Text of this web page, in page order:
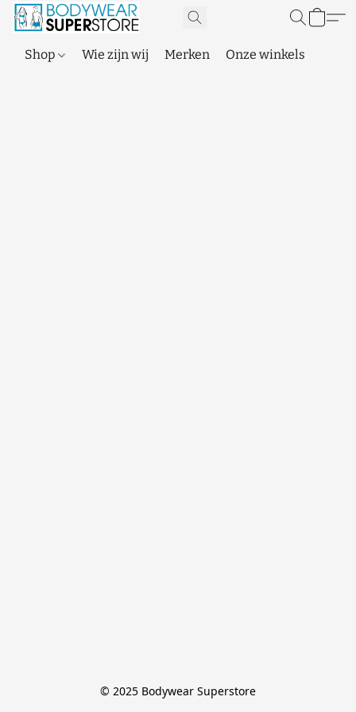
Shop Wie zijn wij Merken Onze winkels
© 2025 Bodywear Superstore